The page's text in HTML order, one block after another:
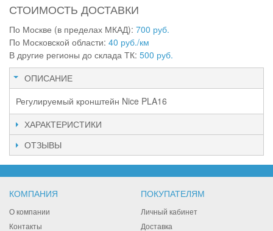
СТОИМОСТЬ ДОСТАВКИ
По Москве (в пределах МКАД): 700 руб.
По Московской области: 40 руб./км
В другие регионы до склада ТК: 500 руб.
ОПИСАНИЕ
Регулируемый кронштейн Nice PLA16
ХАРАКТЕРИСТИКИ
ОТЗЫВЫ
КОМПАНИЯ
О компании
Контакты
ПОКУПАТЕЛЯМ
Личный кабинет
Доставка